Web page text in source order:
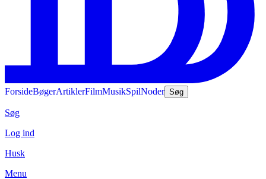
ForsideBøgerArtiklerFilmMusikSpilNoder Søg
Søg
Log ind
Husk
Menu